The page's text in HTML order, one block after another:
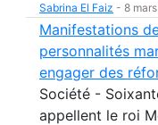
Sabrina El Faiz - 8
Manifestations
personnalités
engager des
Société -
appellent le roi